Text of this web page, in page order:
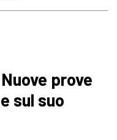
prove
sul suo